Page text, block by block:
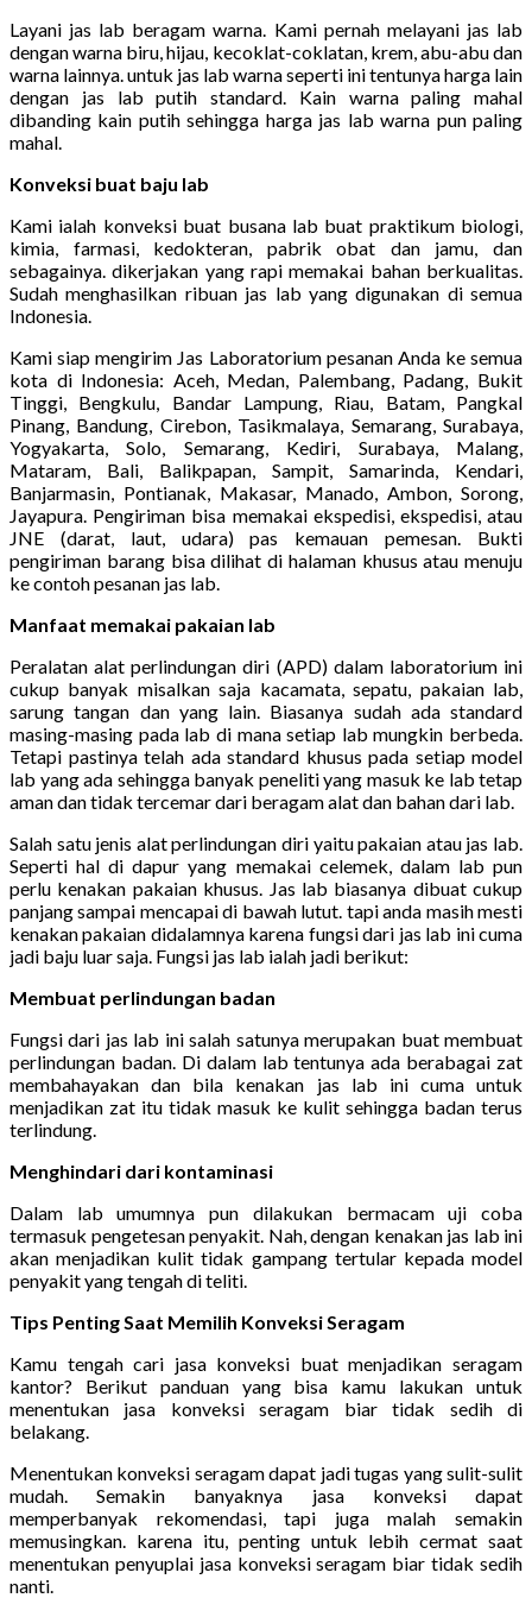
Layani jas lab beragam warna. Kami pernah melayani jas lab
dengan warna biru, hijau, kecoklat-coklatan, krem, abu-abu dan
warna lainnya. untuk jas lab warna seperti ini tentunya harga lain
dengan jas lab putih standard. Kain warna paling mahal
dibanding kain putih sehingga harga jas lab warna pun paling
mahal.
Konveksi buat baju lab
Kami ialah konveksi buat busana lab buat praktikum biologi,
kimia, farmasi, kedokteran, pabrik obat dan jamu, dan
sebagainya. dikerjakan yang rapi memakai bahan berkualitas.
Sudah menghasilkan ribuan jas lab yang digunakan di semua
Indonesia.
Kami siap mengirim Jas Laboratorium pesanan Anda ke semua
kota di Indonesia: Aceh, Medan, Palembang, Padang, Bukit
Tinggi, Bengkulu, Bandar Lampung, Riau, Batam, Pangkal
Pinang, Bandung, Cirebon, Tasikmalaya, Semarang, Surabaya,
Yogyakarta, Solo, Semarang, Kediri, Surabaya, Malang,
Mataram, Bali, Balikpapan, Sampit, Samarinda, Kendari,
Banjarmasin, Pontianak, Makasar, Manado, Ambon, Sorong,
Jayapura. Pengiriman bisa memakai ekspedisi, ekspedisi, atau
JNE (darat, laut, udara) pas kemauan pemesan. Bukti
pengiriman barang bisa dilihat di halaman khusus atau menuju
ke contoh pesanan jas lab.
Manfaat memakai pakaian lab
Peralatan alat perlindungan diri (APD) dalam laboratorium ini
cukup banyak misalkan saja kacamata, sepatu, pakaian lab,
sarung tangan dan yang lain. Biasanya sudah ada standard
masing-masing pada lab di mana setiap lab mungkin berbeda.
Tetapi pastinya telah ada standard khusus pada setiap model
lab yang ada sehingga banyak peneliti yang masuk ke lab tetap
aman dan tidak tercemar dari beragam alat dan bahan dari lab.
Salah satu jenis alat perlindungan diri yaitu pakaian atau jas lab.
Seperti hal di dapur yang memakai celemek, dalam lab pun
perlu kenakan pakaian khusus. Jas lab biasanya dibuat cukup
panjang sampai mencapai di bawah lutut. tapi anda masih mesti
kenakan pakaian didalamnya karena fungsi dari jas lab ini cuma
jadi baju luar saja. Fungsi jas lab ialah jadi berikut:
Membuat perlindungan badan
Fungsi dari jas lab ini salah satunya merupakan buat membuat
perlindungan badan. Di dalam lab tentunya ada berabagai zat
membahayakan dan bila kenakan jas lab ini cuma untuk
menjadikan zat itu tidak masuk ke kulit sehingga badan terus
terlindung.
Menghindari dari kontaminasi
Dalam lab umumnya pun dilakukan bermacam uji coba
termasuk pengetesan penyakit. Nah, dengan kenakan jas lab ini
akan menjadikan kulit tidak gampang tertular kepada model
penyakit yang tengah di teliti.
Tips Penting Saat Memilih Konveksi Seragam
Kamu tengah cari jasa konveksi buat menjadikan seragam
kantor? Berikut panduan yang bisa kamu lakukan untuk
menentukan jasa konveksi seragam biar tidak sedih di
belakang.
Menentukan konveksi seragam dapat jadi tugas yang sulit-sulit
mudah. Semakin banyaknya jasa konveksi dapat
memperbanyak rekomendasi, tapi juga malah semakin
memusingkan. karena itu, penting untuk lebih cermat saat
menentukan penyuplai jasa konveksi seragam biar tidak sedih
nanti.